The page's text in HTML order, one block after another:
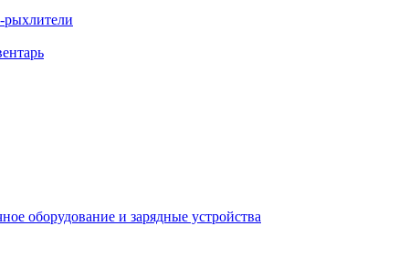
рыхлители
оборудование и зарядные устройства